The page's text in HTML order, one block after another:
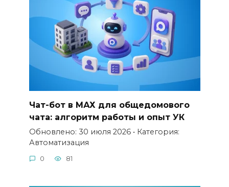
Чат-бот в МАХ для общедомового
чата: алгоритм работы и опыт УК
Обновлено: 30 июля 2026 • Категория:
Автоматизация
0 81